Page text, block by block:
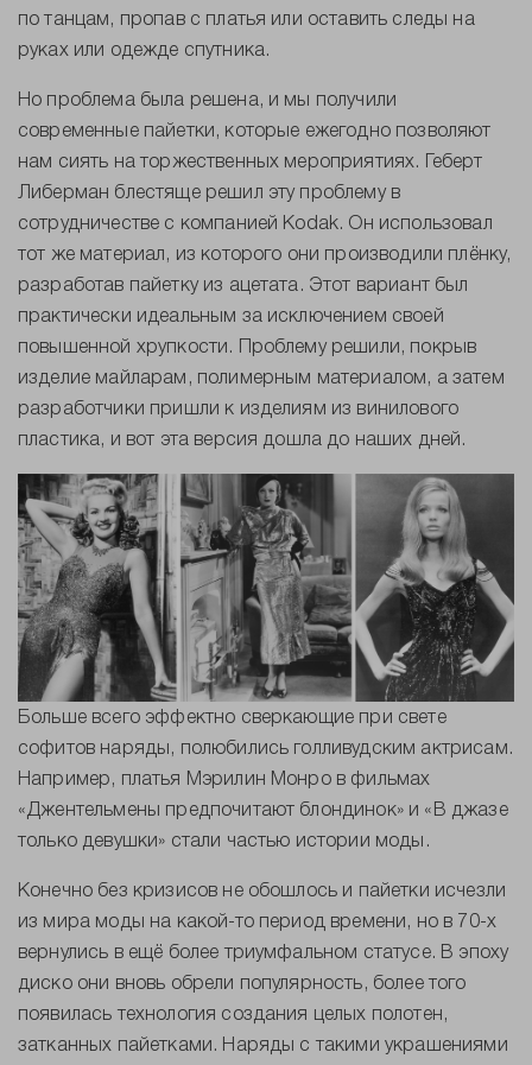
по танцам, пропав с платья или оставить следы на
руках или одежде спутника.
Но проблема была решена, и мы получили
современные пайетки, которые ежегодно позволяют
нам сиять на торжественных мероприятиях. Геберт
Либерман блестяще решил эту проблему в
сотрудничестве с компанией Kodak. Он использовал
тот же материал, из которого они производили плёнку,
разработав пайетку из ацетата. Этот вариант был
практически идеальным за исключением своей
повышенной хрупкости. Проблему решили, покрыв
изделие майларам, полимерным материалом, а затем
разработчики пришли к изделиям из винилового
пластика, и вот эта версия дошла до наших дней.
Больше всего эффектно сверкающие при свете
софитов наряды, полюбились голливудским актрисам.
Например, платья Мэрилин Монро в фильмах
«Джентельмены предпочитают блондинок» и «В джазе
только девушки» стали частью истории моды.
Конечно без кризисов не обошлось и пайетки исчезли
из мира моды на какой-то период времени, но в 70-х
вернулись в ещё более триумфальном статусе. В эпоху
диско они вновь обрели популярность, более того
появилась технология создания целых полотен,
затканных пайетками. Наряды с такими украшениями